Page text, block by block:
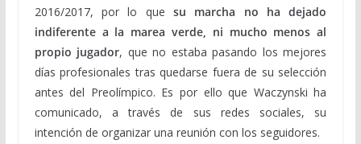
2016/2017, por lo que su marcha no ha dejado
indiferente a la marea verde, ni mucho menos al
propio jugador, que no estaba pasando los mejores
días profesionales tras quedarse fuera de su selección
antes del Preolímpico. Es por ello que Waczynski ha
comunicado, a través de sus redes sociales, su
intención de organizar una reunión con los seguidores.